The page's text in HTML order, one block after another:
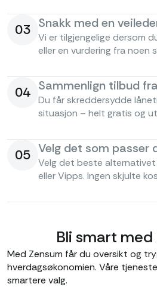
03 Snakk med en
Vi er tilgjengelige dersom
eller en vurdering fra noen
04 Sammenlign tilbud
Du får skreddersydde
situasjon – helt gratis og
05 Velg det som passer
Velg det beste alternativet
eller Vipps. Ingen skjulte
Bli smart med
Med Zensum får du oversikt og
hverdagsøkonomien. Våre
smartere valg.